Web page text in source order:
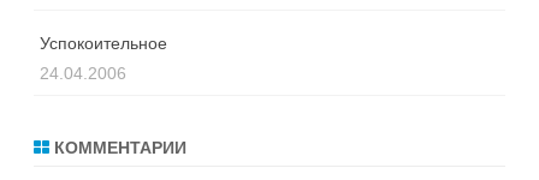
Успокоительное
24.04.2006
КОММЕНТАРИИ